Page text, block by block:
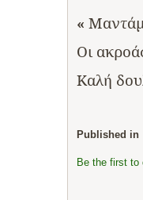
«
Οι
Καλή
Published in
Be the first to